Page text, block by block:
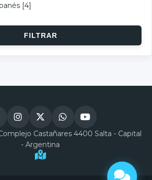
[4]
Castañares 4400 Salta - Capital
- Argentina